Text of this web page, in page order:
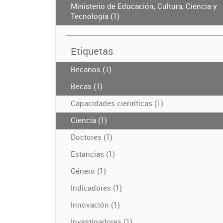
Ministerio de Educación, Cultura, Ciencia y
Tecnología (1)
Etiquetas
Becarios (1)
Becas (1)
Capacidades científicas (1)
Ciencia (1)
Doctores (1)
Estancias (1)
Género (1)
Indicadores (1)
Innovación (1)